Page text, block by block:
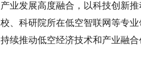
发展高度融合，以科技创新推
、科研院所在低空智联网等专业
续推动低空经济技术和产业融